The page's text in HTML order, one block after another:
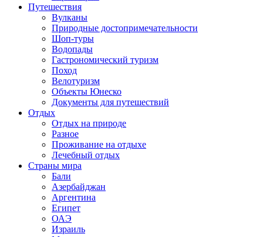
Путешествия
Вулканы
Природные достопримечательности
Шоп-туры
Водопады
Гастрономический туризм
Поход
Велотуризм
Объекты Юнеско
Документы для путешествий
Отдых
Отдых на природе
Разное
Проживание на отдыхе
Лечебный отдых
Страны мира
Бали
Азербайджан
Аргентина
Египет
ОАЭ
Израиль